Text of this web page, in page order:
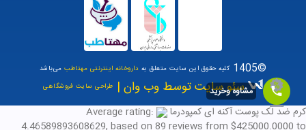
©1405 کلیه حقوق این سایت متعلق به داروخانه اینترنتی مهتاطبمی‌باشد
سئو سایت توسط وب وان | طراحی سایت فروشگاهی
کرم ضد لک پوست آکنه ای کمپودرما
Average rating:
مشاوه وخرید